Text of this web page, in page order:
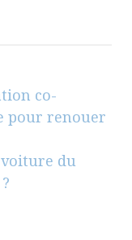
co-
pour renouer
du